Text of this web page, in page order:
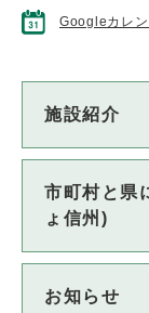
Googleカレ
施設紹介
市町村と県
ょ信州)
お知らせ